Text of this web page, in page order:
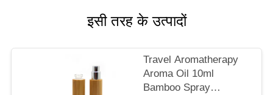
इसी तरह के उत्पादों
Travel Aromatherapy
Aroma Oil 10ml
Bamboo Spray